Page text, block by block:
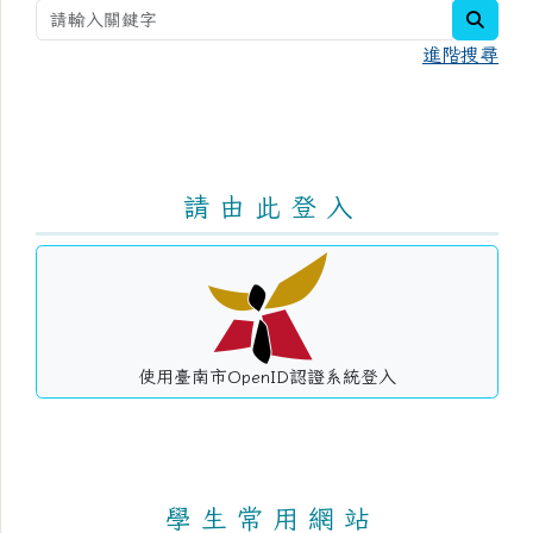
進階搜尋
請 由 此 登 入
使用臺南市OpenID認證系統登入
學 生 常 用 網 站